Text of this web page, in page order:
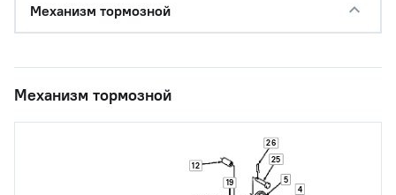
Механизм тормозной
Механизм тормозной
4
5
12
19
25
26